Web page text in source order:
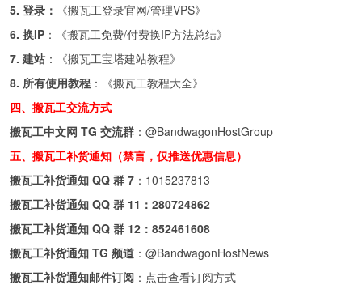
5. 登录：
《搬瓦工登录官网/管理VPS》
6. 换IP ：《搬瓦工免费/付费换IP方法总结》
7. 建站 ：《搬瓦工宝塔建站教程》
8. 所有使用教程 ：《搬瓦工教程大全》
四、搬瓦工交流方式
搬瓦工中文网 TG 交流群 ： @BandwagonHostGroup
五、搬瓦工补货通知（禁言，仅推送优惠信息）
搬瓦工补货通知 QQ 群 7 ： 1015237813
搬瓦工补货通知 QQ 群 11： 280724862
搬瓦工补货通知 QQ 群 12： 852461608
搬瓦工补货通知 TG 频道 ： @BandwagonHostNews
搬瓦工补货通知邮件订阅 ： 点击查看订阅方式